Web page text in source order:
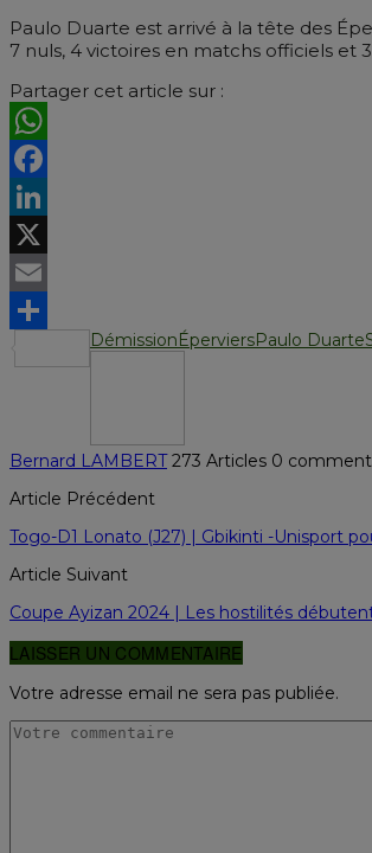
Paulo Duarte est arrivé à la tête des
7 nuls, 4 victoires en matchs officiels et
Partager cet article sur :
WhatsApp
Facebook
LinkedIn
X
Email
Partager
DémissionÉperviersPaulo Duarte
Bernard LAMBERT 273 Articles 0
Article Précédent
Togo-D1 Lonato (J27) | Gbikinti -Unisport
Article Suivant
Coupe Ayizan 2024 | Les hostilités
LAISSER UN COMMENTAIRE
Votre adresse email ne sera pas publiée.